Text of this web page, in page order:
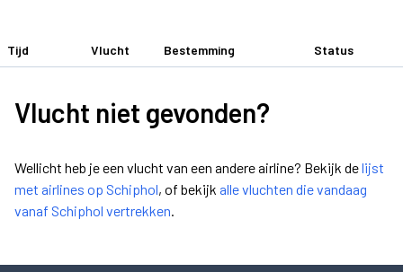
Tijd Vlucht Bestemming Status
Vlucht niet gevonden?
Wellicht heb je een vlucht van een andere airline? Bekijk delijst
met airlines op Schiphol, of bekijk alle vluchten die vandaag
vanaf Schiphol vertrekken.